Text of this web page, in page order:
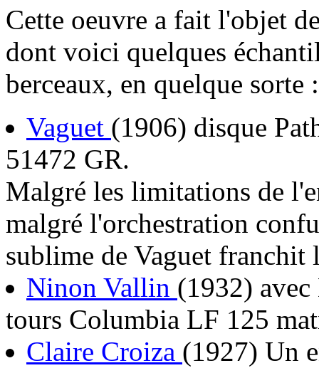
Cette oeuvre a fait l'objet
dont voici quelques
berceaux, en quelque sorte :
Vaguet (1906) disque
51472 GR.
Malgré les limitations de
malgré l'orchestration
sublime de Vaguet franchit
Ninon Vallin (1932)
tours Columbia LF 125
Claire Croiza (1927) Un